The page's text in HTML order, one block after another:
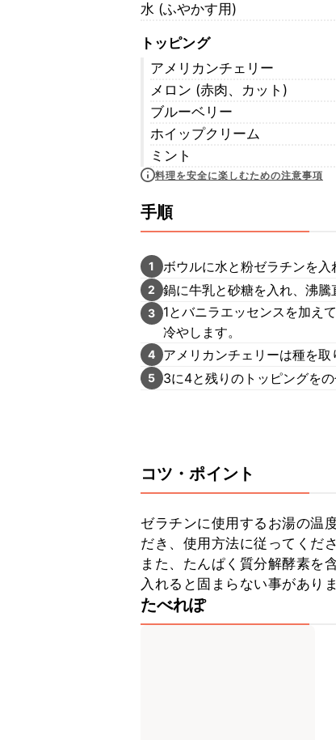
水 (ふやかす用)
トッピング
アメリカンチェリー
メロン (赤肉、カット)
ブルーベリー
ホイップクリーム
ミント
料理を安全に楽しむための注意事項
手順
1 ボウルに水と粉ゼラチンを入
2 鍋に牛乳と砂糖を入れ、沸騰
3
1とバニラエッセンスを加え
冷やします。
4 アメリカンチェリーは種を取
5 3に4と残りのトッピングをの
コツ・ポイント
ゼラチンに使用するお湯の温
だき、使用方法に従ってくださ
また、たんぱく質分解酵素を
入れると固まらない事があり
たべれぽ